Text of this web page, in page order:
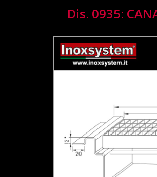
fessura per pavimenti
dritti
a fessura
a fessura
verticale
orizzontale
griglie
Dis. 0935: